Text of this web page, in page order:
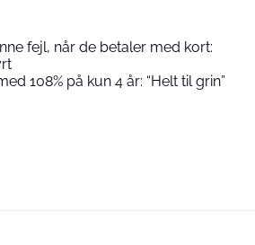
fejl, når de betaler med kort:
108% på kun 4 år: “Helt til grin”